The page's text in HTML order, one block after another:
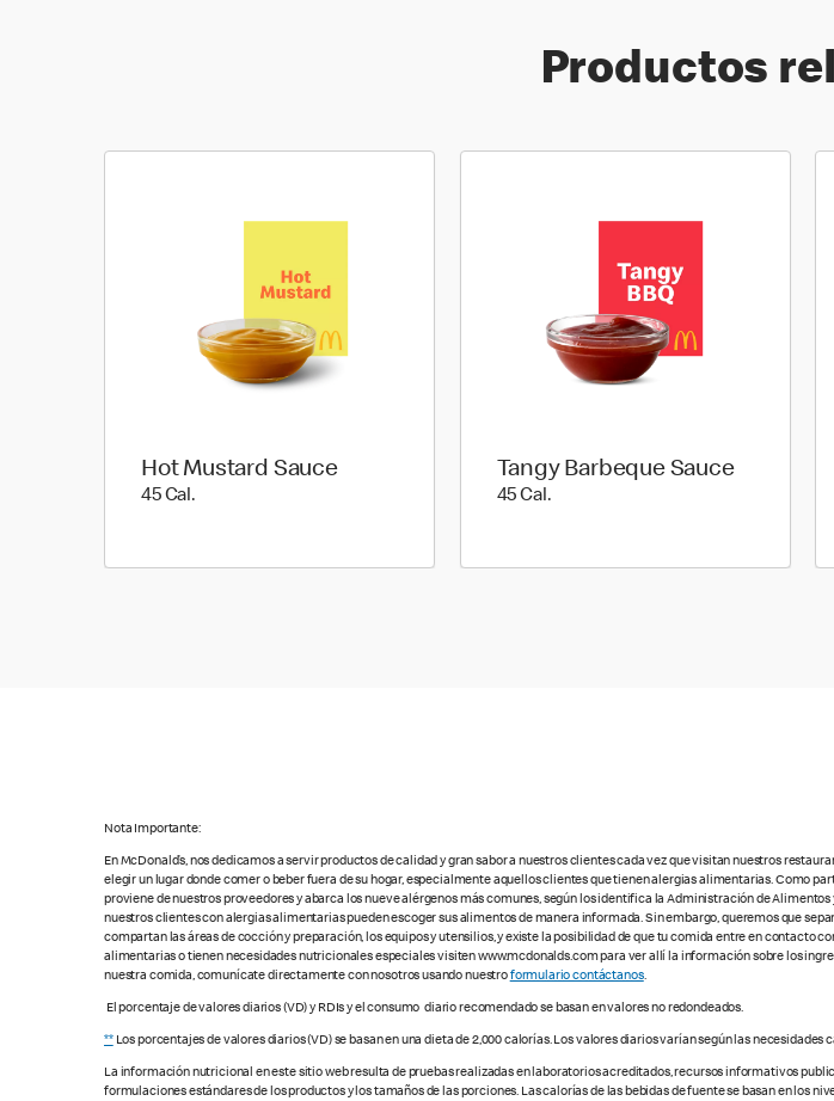
Productos
Hot Mustard Sauce
45 Cal.45 Cal.
Tangy Barbeque Sauce
45 Cal.45 Cal.
Nota Importante:
En McDonald’s, nos dedicamos a servir productos de calidad y gran sabor a nuestros clientes cada vez que visitan nuestros
elegir un lugar donde comer o beber fuera de su hogar, especialmente aquellos clientes que tienen alergias alimentarias. Como
proviene de nuestros proveedores y abarca los nueve alérgenos más comunes, según los identifica la Administración de
nuestros clientes con alergias alimentarias pueden escoger sus alimentos de manera informada. Sin embargo, queremos que
compartan las áreas de cocción y preparación, los equipos y utensilios, y existe la posibilidad de que tu comida entre en contacto
alimentarias o tienen necesidades nutricionales especiales visiten www.mcdonalds.com para ver allí la información sobre los
nuestra comida, comunícate directamente con nosotros usando nuestroformulario contáctanos.
El porcentaje de valores diarios (VD) y RDIs y el consumo diario recomendado se basan en valores no redondeados.
**Los porcentajes de valores diarios (VD) se basan en una dieta de 2,000 calorías. Los valores diarios varían según las necesidades
La información nutricional en este sitio web resulta de pruebas realizadas en laboratorios acreditados, recursos informativos
formulaciones estándares de los productos y los tamaños de las porciones. Las calorías de las bebidas de fuente se basan en los